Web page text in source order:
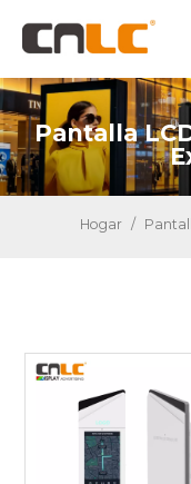
Pantalla
Hogar /